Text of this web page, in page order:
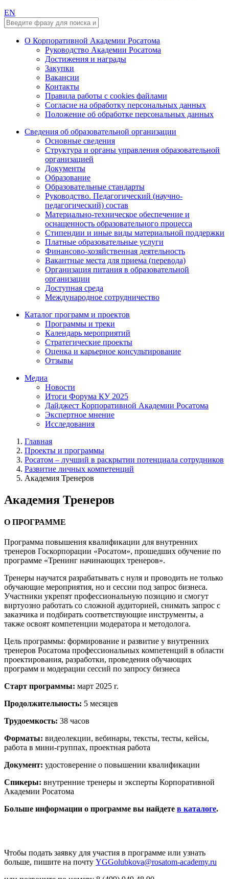
EN
О Корпоративной Академии Росатома
Руководство Академии Росатома
Достижения и награды
Закупки
Вакансии
Контакты
Правила работы с cookies файлами
Согласие на обработку персональных данных
Положение об обработке персональных данных
Сведения об образовательной организации
Основные сведения
Структура и органы управления образовательной
организацией
Документы
Образование
Образовательные стандарты
Руководство. Педагогический (научно-
педагогический) состав
Материально-техническое обеспечение и
оснащенность образовательного процесса
Стипендии и иные виды материальной поддержки
Платные образовательные услуги
Финансово-хозяйственная деятельность
Вакантные места для приема (перевода)
Организация питания в образовательной
организации
Доступная среда
Международное сотрудничество
Каталог программ и проектов
Программы и треки
Календарь мероприятий
Стратегические проекты
Оценка и карьерное консультирование
Отзывы
Медиа
Новости
Итоги Форума КУ 2025
Дайджест Корпоративной Академии Росатома
Экспертное мнение
Исследования
Главная
Проекты и программы
Росатом – лучший в раскрытии потенциала сотрудников
Развитие личных компетенций
Академия Тренеров
Академия Тренеров
О ПРОГРАММЕ
Программа повышения квалификации для внутренних
тренеров Госкорпорации «Росатом», прошедших обучение по
программе «Тренинг начинающих тренеров».
Тренеры научатся разрабатывать с нуля и проводить не только
обучающие мероприятия, но и сессии под запрос бизнеса.
Участники укрепят профессиональную позицию и смогут
виртуозно работать со сложной аудиторией, снимать запрос с
заказчика и подбирать соответствующие инструменты, а
также освоят компетенции модератора и методолога.
Цель программы: формирование и развитие у внутренних
тренеров Росатома профессиональных компетенций в области
проектирования, разработки, проведения обучающих
программ и модерации сессий по запросу бизнеса
Старт программы: март 2025 г.
Продолжительность: 5 месяцев
Трудоемкость: 38 часов
Форматы: видеолекции, вебинары, тексты, тесты, кейсы,
работа в мини-группах, проектная работа
Документ: удостоверение о повышении квалификации
Спикеры: внутренние тренеры и эксперты Корпоративной
Академии Росатома
Больше информации о программе вы найдете в каталоге.
Чтобы подать заявку для участия в программе или узнать
больше, пишите на почту YGGolubkova@rosatom-academy.ru